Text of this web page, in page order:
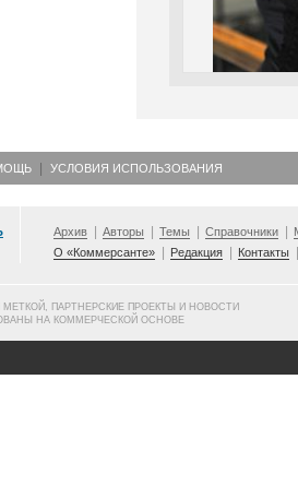
УСЛОВИЯ ИСПОЛЬЗОВАНИЯ
Архив Авторы Темы Справочники
О «Коммерсанте»
Редакция Контакты
ПАРТНЕРСКИЕ ПРОЕКТЫ И НОВОСТИ
НА КОММЕРЧЕСКОЙ ОСНОВЕ